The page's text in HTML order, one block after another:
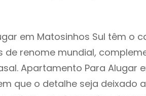
em Matosinhos Sul têm o
de renome mundial,
Apartamento Para Alugar
que o detalhe seja deixado